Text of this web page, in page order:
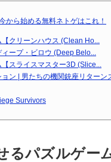
から始める無料ネトゲはこれ！
クリーンハウス (Clean Ho...
ープ・ビロウ (Deep Belo...
スライスマスター3D (Slice...
ン | 男たちの機関銃座リターン
Survivors
るパズルゲー